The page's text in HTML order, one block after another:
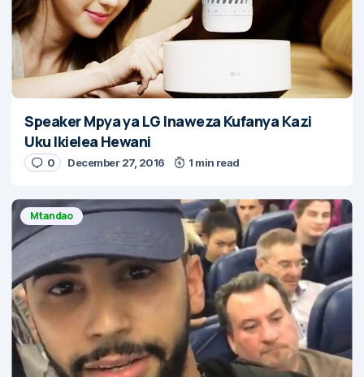
Speaker Mpya ya LG Inaweza Kufanya Kazi
Uku Ikielea Hewani
0 December 27, 2016 1 min read
Mtandao